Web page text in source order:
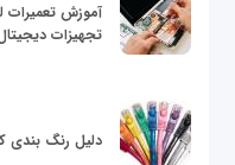
آموزش تعمیرات
تجهیزات
دلیل رنگ بندی